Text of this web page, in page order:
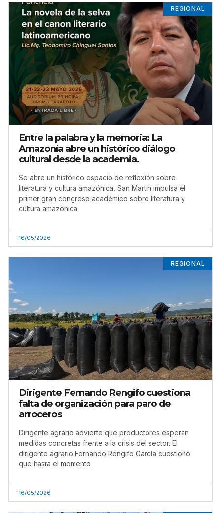
REGIONAL
Entre la palabra y la memoria: La
Amazonía abre un histórico diálogo
cultural desde la academia.
Se abre un histórico espacio de reflexión sobre
literatura y cultura amazónica, San Martín impulsa el
primer gran congreso académico sobre literatura y
cultura amazónica.
16/05/2026
REGIONAL
Dirigente Fernando Rengifo cuestiona
falta de organización para paro de
arroceros
Dirigente agrario advierte que productores esperan
medidas concretas frente a la crisis del sector. El
dirigente agrario Fernando Rengifo García cuestionó
que hasta el momento
16/05/2026